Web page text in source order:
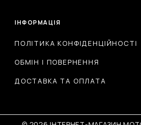
ІНФОРМАЦІЯ
ПОЛІТИКА КОНФІДЕНЦІЙНОСТІ
ОБМІН І ПОВЕРНЕННЯ
ДОСТАВКА ТА ОПЛАТА